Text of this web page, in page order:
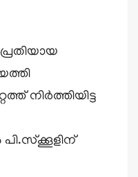
നിർത്തിയിട്ട
പി.സ്ക്കൂളിന്